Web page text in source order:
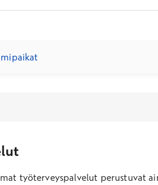
työterveyspalvelut perustuvat